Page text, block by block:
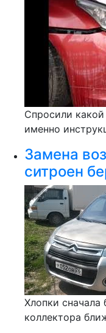
Спросили
именно
Замена
ситроен
Хлопки
коллектора